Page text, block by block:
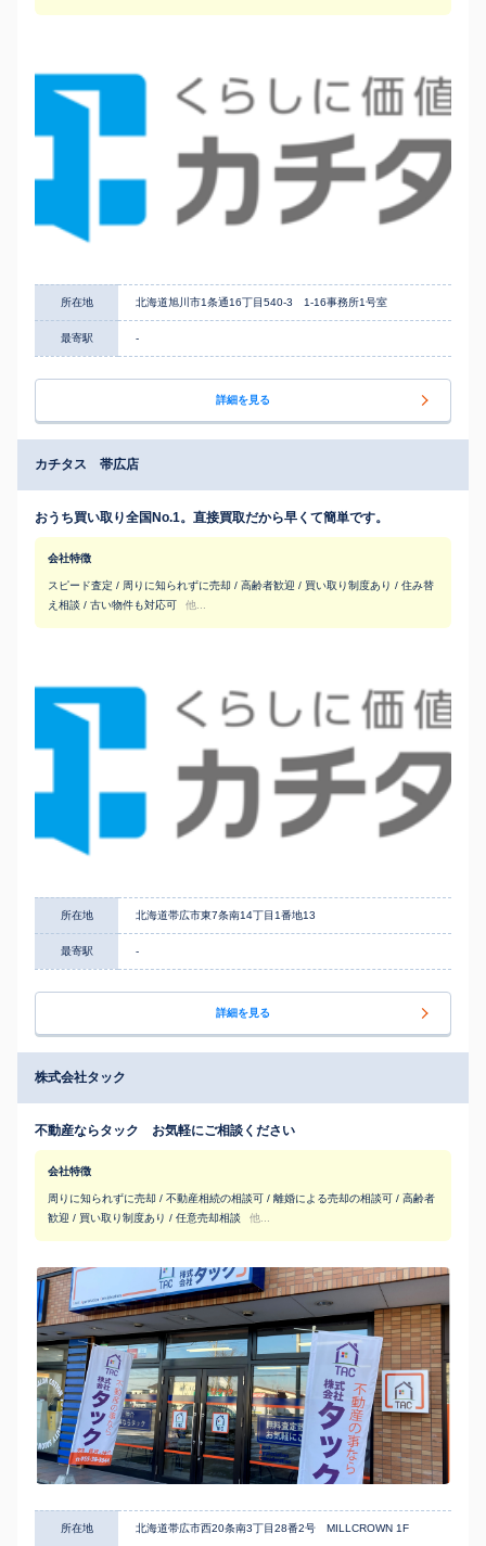
所在地 北海道旭川市1条通16丁目540-3 1-16事務所1号室
最寄駅 -
詳細を見る
カチタス 帯広店
おうち買い取り全国No.1。直接買取だから早くて簡単です。
会社特徴
スピード査定 / 周りに知られずに売却 / 高齢者歓迎 / 買い取り制度あり / 住み替
え相談 / 古い物件も対応可
他...
所在地 北海道帯広市東7条南14丁目1番地13
最寄駅 -
詳細を見る
株式会社タック
不動産ならタック お気軽にご相談ください
会社特徴
周りに知られずに売却 / 不動産相続の相談可 / 離婚による売却の相談可 / 高齢者
歓迎 / 買い取り制度あり / 任意売却相談
他...
所在地 北海道帯広市西20条南3丁目28番2号 MILLCROWN 1F